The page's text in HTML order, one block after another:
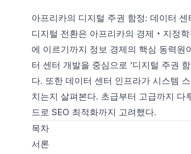
아프리카의 디지털 주권 함정: 데이터
디지털 전환은 아프리카의 경제‧지정
에 이르기까지 정보 경제의 핵심 동력
터 센터 개발을 중심으로 ‘디지털 주권
다. 또한 데이터 센터 인프라가 시스템
치는지 살펴본다. 초급부터 고급까지
드로 SEO 최적화까지 고려했다.
목차
서론